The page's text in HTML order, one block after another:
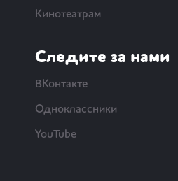
Кинотеатрам
Следите за нами
ВКонтакте
Одноклассники
YouTube